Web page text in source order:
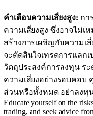
คำเตือนความเสี่ยงสูง: กา
ความเสี่ยงสูง ซึ่งอาจไม่เ
สร้างการเผชิญกับความเ
จะตัดสินใจเทรดการแลก
วัตถุประสงค์การลงทุน ร
ความเสี่ยงอย่างรอบคอบ
ส่วนหรือทั้งหมด อย่าลงทุ
Educate yourself on the
trading, and seek advice